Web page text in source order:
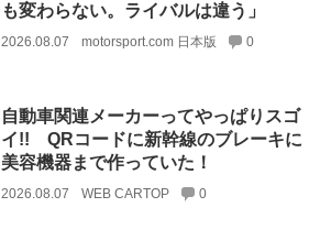
も変わらない。ライバルは違う」
2026.08.07 motorsport.com 日本版 0
自動車関連メーカーってやっぱりスゴ
イ!! QRコードに新幹線のブレーキに
美容機器まで作っていた！
2026.08.07 WEB CARTOP 0